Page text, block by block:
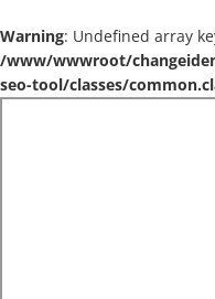
Warning: Undefined array
/www/wwwroot/
seo-tool/classes/